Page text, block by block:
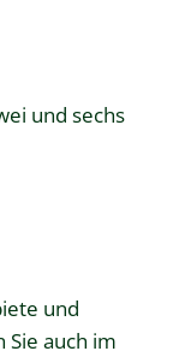
und sechs
und
auch im